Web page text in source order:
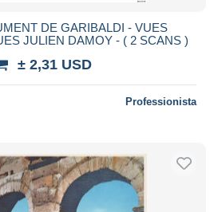
DE GARIBALDI - VUES
JULIEN DAMOY - ( 2 SCANS )
± 2,31 USD
Professionista